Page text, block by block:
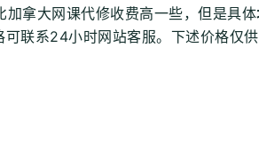
拿大网课代修收费高一些，但是具体
联系24小时网站客服。下述价格仅供